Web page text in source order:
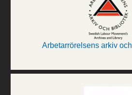
Arbetarrörelsens arkiv